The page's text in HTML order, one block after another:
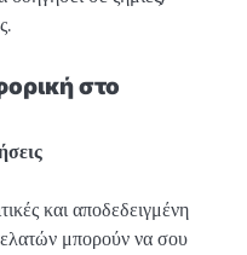
στο
και αποδεδειγμένη
μπορούν να σου